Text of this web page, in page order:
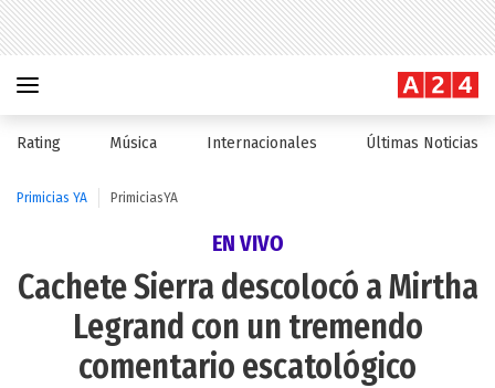
Rating Música Internacionales Últimas Noticias
Primicias YA PrimiciasYA
EN VIVO
Cachete Sierra descolocó a Mirtha
Legrand con un tremendo
comentario escatológico